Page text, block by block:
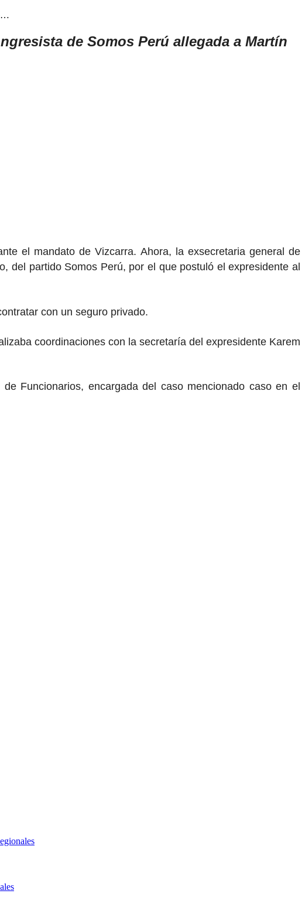
de Somos Perú allegada a Martín
el mandato de Vizcarra. Ahora, la exsecretaria general de
del partido Somos Perú, por el que postuló el expresidente al
con un seguro privado.
coordinaciones con la secretaría del expresidente Karem
Funcionarios, encargada del caso mencionado caso en el